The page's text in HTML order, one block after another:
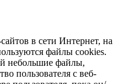
в сети Интернет, на
файлы cookies.
небольшие файлы,
пользователя с веб-